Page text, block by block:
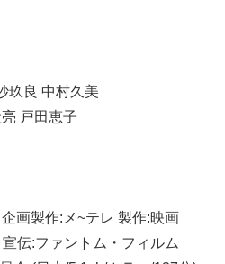
玖良 中村久美
戸田恵子
画製作:メ~テレ 製作:映画
伝:ファントム・フィルム